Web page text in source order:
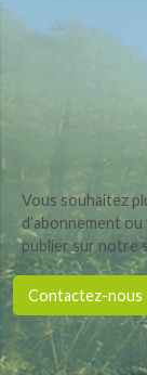
Vous souhaitez
d’abonnement
publier sur notre
Contactez-nous